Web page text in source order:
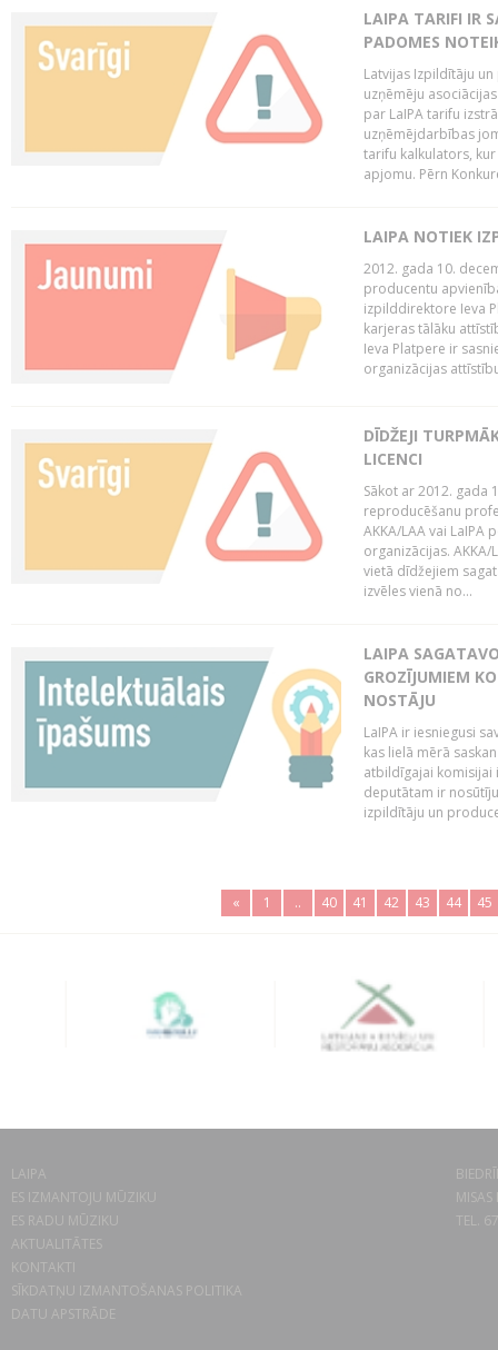
LAIPA TARIFI IR
PADOMES
Latvijas Izpildītāju
uzņēmēju
par LaIPA tarifu
uzņēmējdarbības
tarifu kalkulators,
apjomu. Pērn
LAIPA NOTIEK
2012. gada 10.
producentu
izpilddirektore Ieva
karjeras tālāku
Ieva Platpere ir
organizācijas
DĪDŽEJI
LICENCI
Sākot ar 2012. gada
reproducēšanu
AKKA/LAA vai LaIPA
organizācijas.
vietā dīdžejiem
izvēles vienā no...
LAIPA
GROZĪJUMIEM
NOSTĀJU
LaIPA ir iesniegusi
kas lielā mērā
atbildīgajai komisijai
deputātam ir
izpildītāju un
« 1 .. 40 41 42 43 44 45
LAIPA
ES IZMANTOJU MŪZIKU
ES RADU MŪZIKU
AKTUALITĀTES
KONTAKTI
SĪKDATŅU IZMANTOŠANAS POLITIKA
DATU APSTRĀDE
TEL.